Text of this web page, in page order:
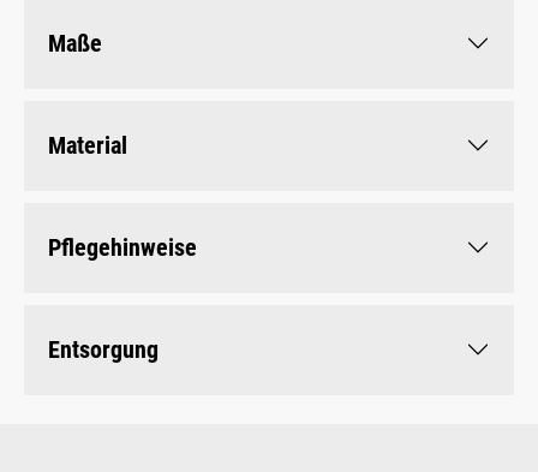
Maße
Material
Pflegehinweise
Entsorgung